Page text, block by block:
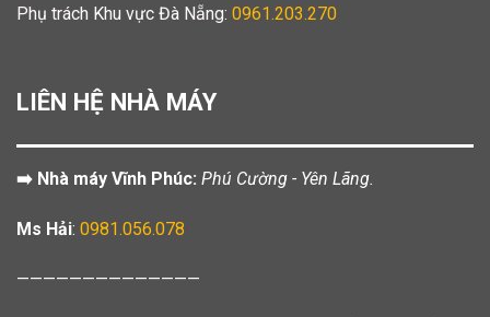
Phụ trách Khu vực Đà Nẵng: 0961.203.270
LIÊN HỆ NHÀ MÁY
➡️ Nhà máy Vĩnh Phúc: Phú Cường - Yên Lãng.
Ms Hải: 0981.056.078
——————————————